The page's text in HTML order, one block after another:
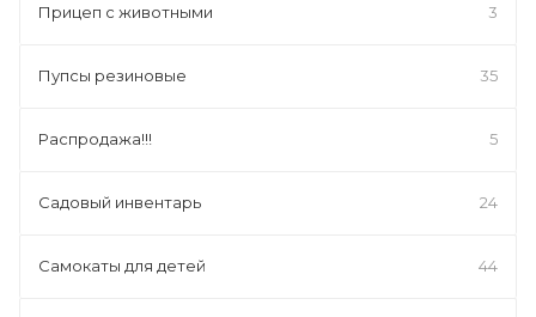
Прицеп с животными 3
Пупсы резиновые 35
Распродажа!!! 5
Садовый инвентарь 24
Самокаты для детей 44